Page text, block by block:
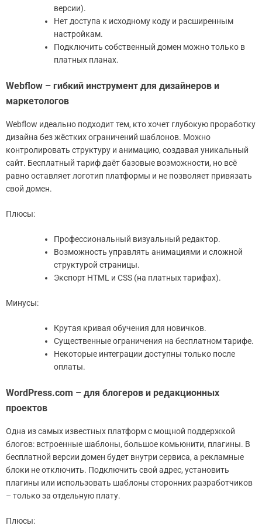
версии).
Нет доступа к исходному коду и расширенным
настройкам.
Подключить собственный домен можно только в
платных планах.
Webflow – гибкий инструмент для дизайнеров и
маркетологов
Webflow идеально подходит тем, кто хочет глубокую проработку
дизайна без жёстких ограничений шаблонов. Можно
контролировать структуру и анимацию, создавая уникальный
сайт. Бесплатный тариф даёт базовые возможности, но всё
равно оставляет логотип платформы и не позволяет привязать
свой домен.
Плюсы:
Профессиональный визуальный редактор.
Возможность управлять анимациями и сложной
структурой страницы.
Экспорт HTML и CSS (на платных тарифах).
Минусы:
Крутая кривая обучения для новичков.
Существенные ограничения на бесплатном тарифе.
Некоторые интеграции доступны только после
оплаты.
WordPress.com – для блогеров и редакционных
проектов
Одна из самых известных платформ с мощной поддержкой
блогов: встроенные шаблоны, большое комьюнити, плагины. В
бесплатной версии домен будет внутри сервиса, а рекламные
блоки не отключить. Подключить свой адрес, установить
плагины или использовать шаблоны сторонних разработчиков
– только за отдельную плату.
Плюсы: